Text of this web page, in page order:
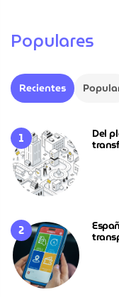
Populares
Recientes
Del